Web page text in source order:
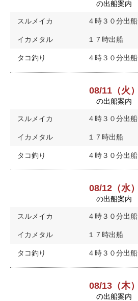
の出船案内
スルメイカ ４時３０分出船
イカメタル １７時出船
タコ釣り ４時３０分出船
08/11（火）
の出船案内
スルメイカ ４時３０分出船
イカメタル １７時出船
タコ釣り ４時３０分出船
08/12（水）
の出船案内
スルメイカ ４時３０分出船
イカメタル １７時出船
タコ釣り ４時３０分出船
08/13（木）
の出船案内